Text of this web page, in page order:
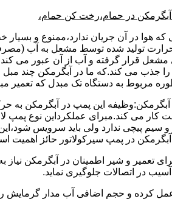
در حمام،رخت کن حمام،
که هوا در آن جریان ندارد،ممنوع و
حرارت تولید شده توسط مشعل به آب
مشعل قرار گرفته و آب از آن عبور می
جذب می کند.که ما در آبگرمکن چند مبل
مربوط به دستگاه تک مبدل که تعمیر
آبگرمکن:وظیفه این پمپ در آبگرمکن به
بوده و با برق 220 ولت کار می کند.مبرای
و سیم پیچی ندارد ولی باید سرویس
در پمپ سیرکولاتور حائز اهمیت
تعمیر و شیر اطمینان در آبگرمکن
در اتصالات جلوگیری نماید.